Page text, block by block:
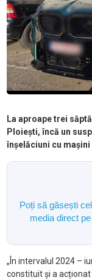
La aproape trei
Ploiești, încă un
înșelăciuni cu mașini
Poți să găsești
media direct
„În intervalul 2024 –
constituit și a